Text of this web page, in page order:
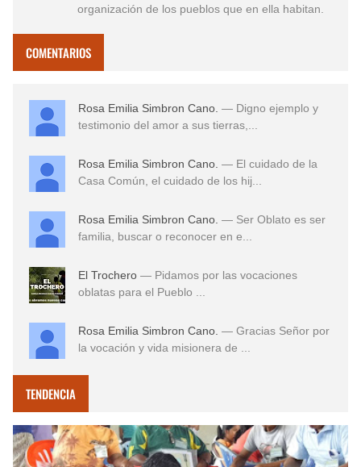
organización de los pueblos que en ella habitan.
COMENTARIOS
Rosa Emilia Simbron Cano. — Digno ejemplo y
testimonio del amor a sus tierras,...
Rosa Emilia Simbron Cano. — El cuidado de la
Casa Común, el cuidado de los hij...
Rosa Emilia Simbron Cano. — Ser Oblato es ser
familia, buscar o reconocer en e...
El Trochero — Pidamos por las vocaciones
oblatas para el Pueblo ...
Rosa Emilia Simbron Cano. — Gracias Señor por
la vocación y vida misionera de ...
TENDENCIA